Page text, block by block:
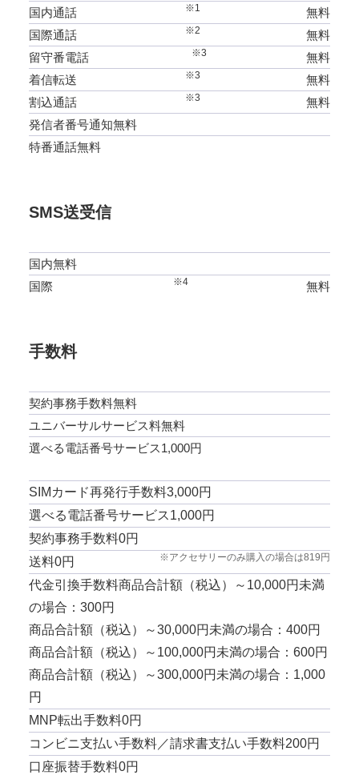
国内通話 ※1
無料
国際通話
※2
無料
留守番電話
※3
無料
着信転送
※3
無料
割込通話
※3
無料
発信者番号通知無料
特番通話無料
SMS送受信
国内無料
国際
※4 無料
手数料
契約事務手数料無料
ユニバーサルサービス料無料
選べる電話番号サービス1,000円
SIMカード再発行手数料3,000円
選べる電話番号サービス1,000円
契約事務手数料0円
送料0円
※アクセサリーのみ購入の場合は819円
代金引換手数料商品合計額（税込）～10,000円未満
の場合：300円
商品合計額（税込）～30,000円未満の場合：400円
商品合計額（税込）～100,000円未満の場合：600円
商品合計額（税込）～300,000円未満の場合：1,000
円
MNP転出手数料0円
コンビニ支払い手数料／請求書支払い手数料200円
口座振替手数料0円